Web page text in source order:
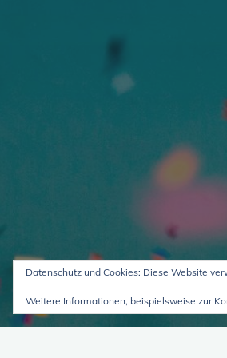
Datenschutz und Cookies: Diese Website
Weitere Informationen, beispielsweise zur